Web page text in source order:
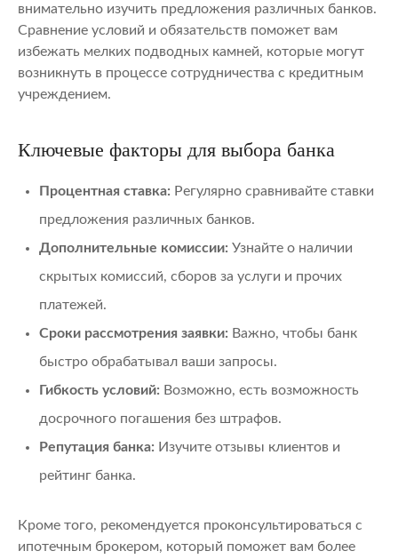
внимательно изучить предложения различных банков.
Сравнение условий и обязательств поможет вам
избежать мелких подводных камней, которые могут
возникнуть в процессе сотрудничества с кредитным
учреждением.
Ключевые факторы для выбора банка
Процентная ставка: Регулярно сравнивайте ставки
предложения различных банков.
Дополнительные комиссии: Узнайте о наличии
скрытых комиссий, сборов за услуги и прочих
платежей.
Сроки рассмотрения заявки: Важно, чтобы банк
быстро обрабатывал ваши запросы.
Гибкость условий: Возможно, есть возможность
досрочного погашения без штрафов.
Репутация банка: Изучите отзывы клиентов и
рейтинг банка.
Кроме того, рекомендуется проконсультироваться с
ипотечным брокером, который поможет вам более